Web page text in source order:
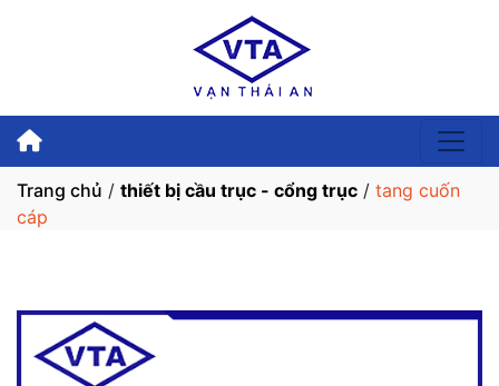
Trang chủ / thiết bị cầu trục - cổng trục / tang cuốn
cáp